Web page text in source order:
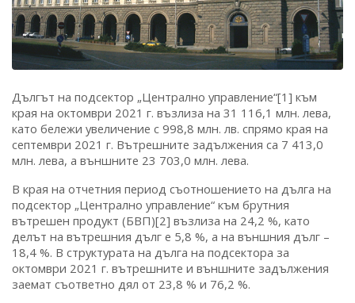
Дългът на подсектор „Централно управление“[1] към
края на октомври 2021 г. възлиза на 31 116,1 млн. лева,
като бележи увеличение с 998,8 млн. лв. спрямо края на
септември 2021 г. Вътрешните задължения са 7 413,0
млн. лева, а външните 23 703,0 млн. лева.
В края на отчетния период съотношението на дълга на
подсектор „Централно управление“ към брутния
вътрешен продукт (БВП)[2] възлиза на 24,2 %, като
делът на вътрешния дълг е 5,8 %, а на външния дълг –
18,4 %. В структурата на дълга на подсектора за
октомври 2021 г. вътрешните и външните задължения
заемат съответно дял от 23,8 % и 76,2 %.